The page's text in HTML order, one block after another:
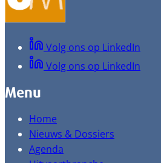
Volg ons op LinkedIn
Volg ons op LinkedIn
Menu
Home
Nieuws & Dossiers
Agenda